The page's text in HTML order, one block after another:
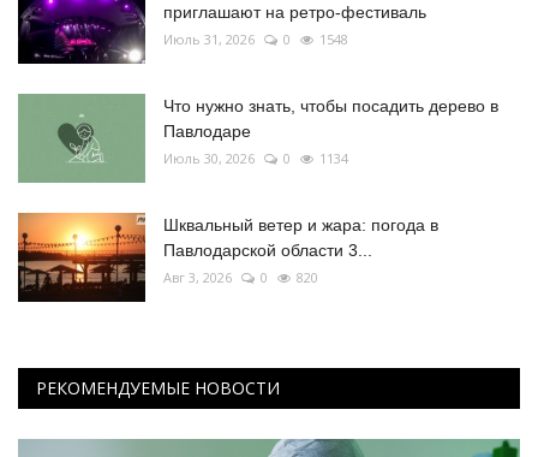
приглашают на ретро-фестиваль
Июль 31, 2026 0 1548
Что нужно знать, чтобы посадить дерево в
Павлодаре
Июль 30, 2026 0 1134
Шквальный ветер и жара: погода в
Павлодарской области 3...
Авг 3, 2026 0 820
РЕКОМЕНДУЕМЫЕ НОВОСТИ